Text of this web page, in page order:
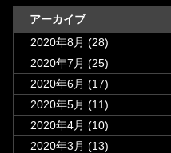
アーカイブ
2020年8月 (28)
2020年7月 (25)
2020年6月 (17)
2020年5月 (11)
2020年4月 (10)
2020年3月 (13)